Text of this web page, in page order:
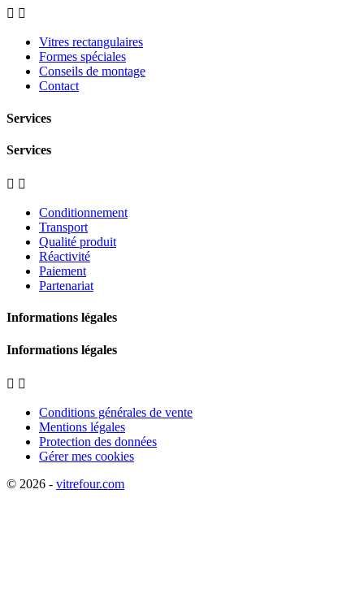
 
Vitres rectangulaires
Formes spéciales
Conseils de montage
Contact
Services
Services
 
Conditionnement
Transport
Qualité produit
Réactivité
Paiement
Partenariat
Informations légales
Informations légales
 
Conditions générales de vente
Mentions légales
Protection des données
Gérer mes cookies
© 2026 - vitrefour.com